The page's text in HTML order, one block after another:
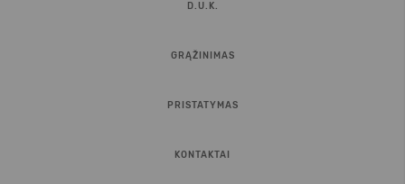
D.U.K.
GRĄŽINIMAS
PRISTATYMAS
KONTAKTAI